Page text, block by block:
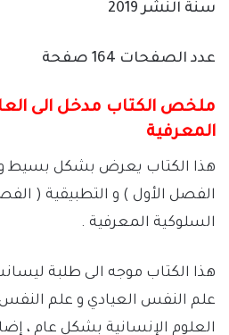
سنة النشر 2019
عدد الصفحات 164 صفحة
ملخص الكتاب مدخل الى
المعرفية
هذا الكتاب يعرض بشكل بسيط و
الفصل الأول ) و التطبيقية (
السلوكية المعرفية .
هذا الكتاب موجه الى طلبة
علم النفس العيادي و علم
العلوم الإنسانية بشكل عام ،